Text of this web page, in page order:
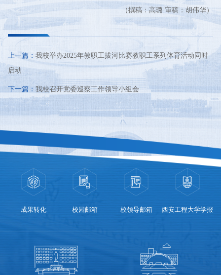
（撰稿：高璐 审稿：胡伟华）
上一篇： 我校举办2025年教职工拔河比赛教职工系列体育活动同时
启动
下一篇： 我校召开党委巡察工作领导小组会
成果转化 校园邮箱 校领导邮箱 西安工程大学学报